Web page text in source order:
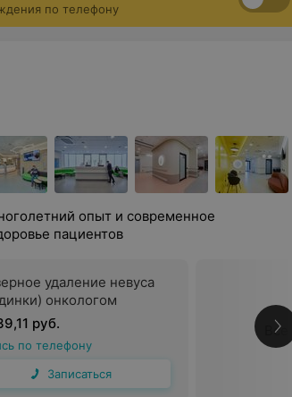
по телефону
опыт и современное
пациентов
удаление невуса
онкологом
руб.
по телефону
Записаться